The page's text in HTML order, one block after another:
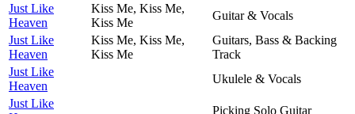
Just Like
Heaven
Kiss Me, Kiss Me,
Kiss Me
Guitar & Vocals
Just Like
Heaven
Kiss Me, Kiss Me,
Kiss Me
Guitars, Bass & Backing
Track
Just Like
Heaven
Ukulele & Vocals
Just Like
Picking Solo Guitar